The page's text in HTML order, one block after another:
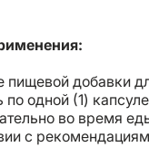
пищевой добавки
по одной (1)
во время
с